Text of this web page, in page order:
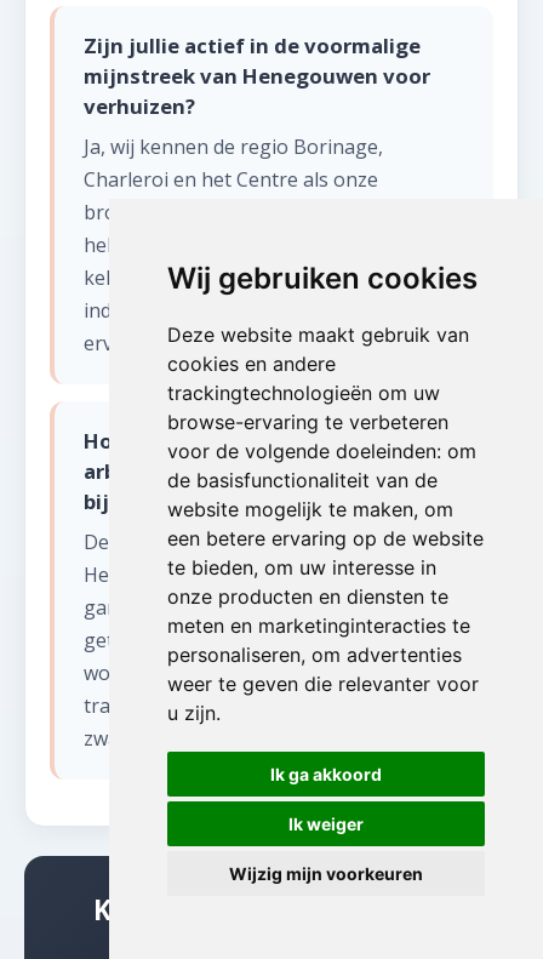
Wij gebruiken cookies
Deze website maakt gebruik van
cookies en andere
trackingtechnologieën om uw
browse-ervaring te verbeteren
voor de volgende doeleinden: om
de basisfunctionaliteit van de
website mogelijk te maken, om
een betere ervaring op de website
te bieden, om uw interesse in
onze producten en diensten te
meten en marketinginteracties te
personaliseren, om advertenties
weer te geven die relevanter voor
u zijn.
Ik ga akkoord
Ik weiger
Wijzig mijn voorkeuren
Zijn jullie actief in de voormalige
mijnstreek van Henegouwen voor
verhuizen?
Ja, wij kennen de regio Borinage,
Charleroi en het Centre als onze
broekzak. Veel woningen in deze regio
hebben specifieke kenmerken zoals diepe
kelders en grote zolders uit het
industrieel tijdperk. Wij hebben ruime
ervaring met dit type panden.
Hoe gaan jullie om met oude
arbeiderswoningen in Henegouwen
bij verhuizen?
De typische arbeiderswoningen in
Henegouwen hebben vaak smalle
gangen en steile trappen. Ons team is
getraind om efficiënt te werken in dit type
woningen. Wij beschermen de muren en
trapleuningen tijdens het transport van
zware stukken.
Klaar om te beginnen met